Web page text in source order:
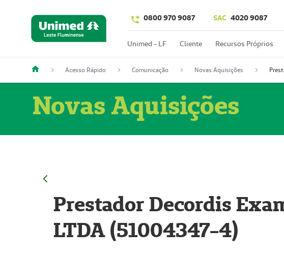
0800 970 9087 SAC 4020 9087
Unimed - LF Cliente Recursos Próprios
Acesso Rápido Comunicação Novas Aquisições
Novas Aquisições
Prestador Decordis
LTDA (51004347-4)